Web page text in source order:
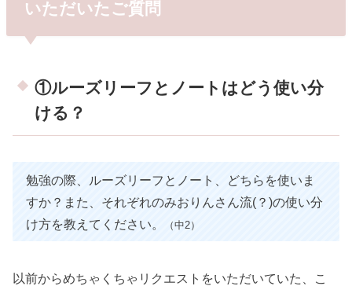
いただいたご質問
①ルーズリーフとノートはどう使い分
ける？
勉強の際、ルーズリーフとノート、どちらを使いま
すか？また、それぞれのみおりんさん流(？)の使い分
け方を教えてください。
（中2）
以前からめちゃくちゃリクエストをいただいていた、こ